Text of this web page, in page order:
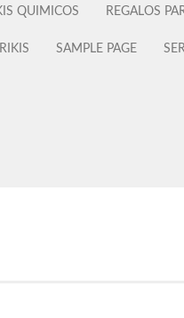
QUIMICOS REGALOS
SAMPLE PAGE